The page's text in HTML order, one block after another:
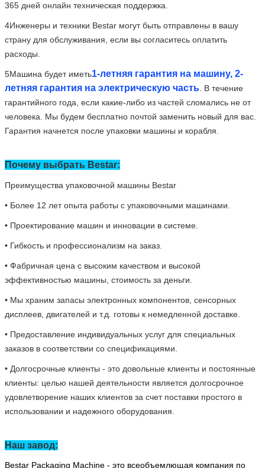
7- Машинная рама изготовлена сгибанием холодной пластины
на 1,2 см.
Поверхность всей машины распыляется высокой
масла) это
Противокоррозионный и легко очищаемый.
передвигаться.
Процесс работы ультрафиолетовой
стерилизационной машины Bestar:
Высокая оценка клиентов Bestar: